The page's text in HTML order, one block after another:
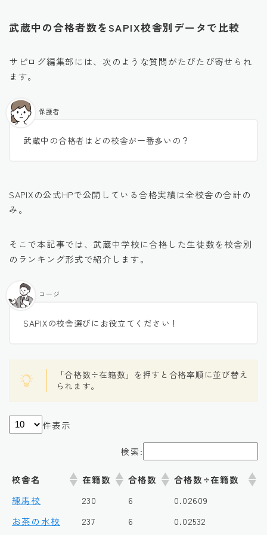
武蔵中の合格者数をSAPIX校舎別データで比較
サピログ編集部には、次のような質問がたびたび寄せられ
ます。
武蔵中の合格者はどの校舎が一番多いの？
保護者
SAPIXの公式HPで公開している合格実績は全校舎の合計の
み。
そこで本記事では、武蔵中学校に合格した生徒数を校舎別
のランキング形式で紹介します。
SAPIXの校舎選びにお役立てください！
コージ
「合格数÷在籍数」を押すと合格率順に並び替え
られます。
件表示
検索:
校舎名 在籍数 合格数
合格数÷在籍数
練馬校
230 6
0.02609
お茶の水校
237 6 0.02532